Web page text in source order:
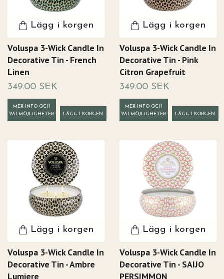
Lägg i korgen
Voluspa 3-Wick Candle In
Decorative Tin - French
Linen
349.00 SEK
MER INFO OCH
VALMÖJLIGHETER
Lägg i korgen
Voluspa 3-Wick Candle In
Decorative Tin - Pink
Citron Grapefruit
349.00 SEK
MER INFO OCH
VALMÖJLIGHETER
Lägg i korgen
Voluspa 3-Wick Candle In
Decorative Tin - Ambre
Lumiere
Lägg i korgen
Voluspa 3-Wick Candle In
Decorative Tin - SAIJO
PERSIMMON